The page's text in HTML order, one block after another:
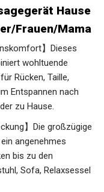
Hause
Frauen/Mama
】Dieses
wohltuende
Rücken, Taille,
Entspannen nach
zu Hause.
】Die großzügige
angenehmes
bis zu den
Sofa, Relaxsessel